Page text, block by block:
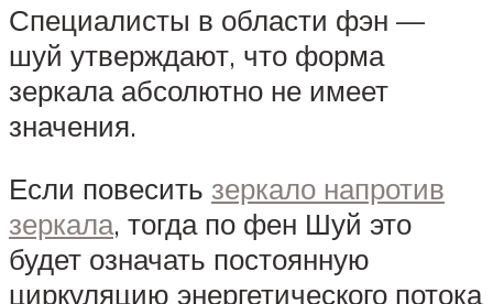
Специалисты в области фэн —
шуй утверждают, что форма
зеркала абсолютно не имеет
значения.
Если повесить зеркало напротив
зеркала, тогда по фен Шуй это
будет означать постоянную
циркуляцию энергетического потока